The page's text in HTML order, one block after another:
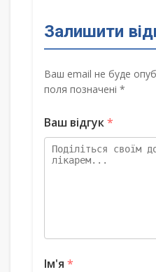
Залишити
Ваш email не буде
поля позначені *
Ваш відгук*
Ім'я *